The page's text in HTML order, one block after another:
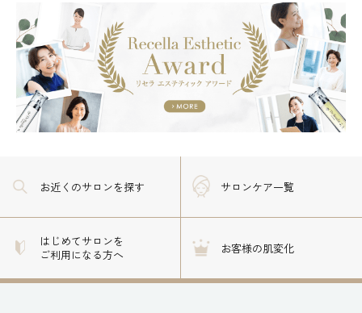
お近くのサロンを探す サロンケア一覧
はじめてサロンを
ご利用になる方へ
お客様の肌変化